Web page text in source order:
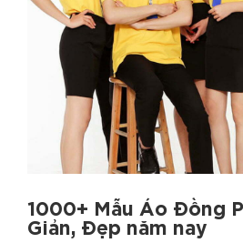
1000+ Mẫu Áo Đồng
Giản, Đẹp năm nay